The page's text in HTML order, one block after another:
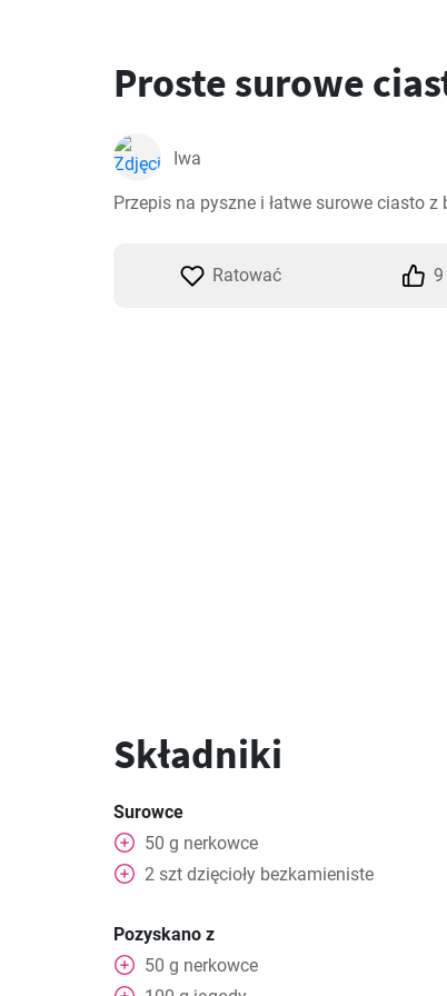
Proste surowe
Iwa
Przepis na pyszne i łatwe surowe ciasto z
Ratować 9
Składniki
Surowce
50 g nerkowce
2 szt dzięcioły bezkamieniste
Pozyskano z
50 g nerkowce